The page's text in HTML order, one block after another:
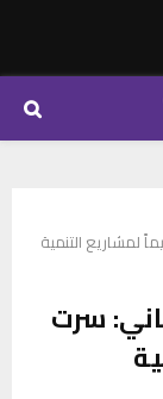
لمشاريع التنمية
سرت